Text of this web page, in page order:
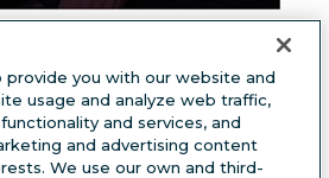
redimensionar vídeos en
cumple con los requisitos de
puedes utilizar una
provide you with our website and
usage and analyze web traffic,
and services, and
and advertising content
We use our own and third-